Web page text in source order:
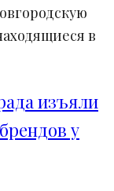
в
изъяли
у